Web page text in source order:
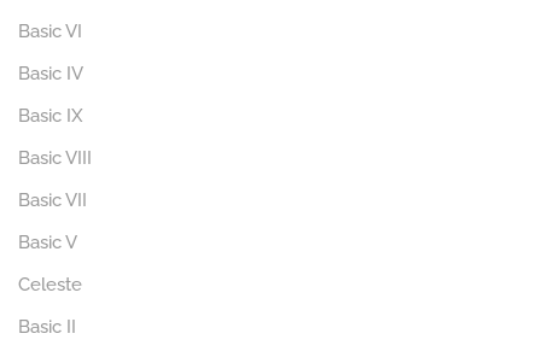
Basic VI
Basic IV
Basic IX
Basic VIII
Basic VII
Basic V
Celeste
Basic II